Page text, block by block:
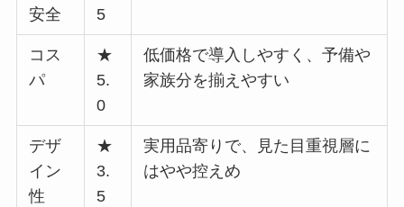
安全
5
コス
パ
★
5.
0
低価格で導入しやすく、予備や
家族分を揃えやすい
デザ
イン
性
★
3.
5
実用品寄りで、見た目重視層に
はやや控えめ